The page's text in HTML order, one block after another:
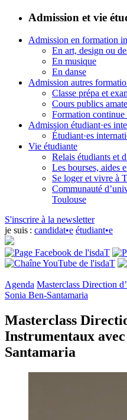
Admission et vie
Admission en formation
En art, design ou
En musique
En danse
Admission autres
Classe prépa et
Cours publics
Formation continue
Admission étudiant·es
Étudiant·es
Vie étudiante
Relais étudiants et
Les bourses, aides
Se loger et vivre à
Communauté
Toulouse
S'inscrire à la newsletter
je suis : candidat•e étudiant•e
Agenda Masterclass Direction
Sonia Ben-Santamaria
Masterclass
Instrumentaux
Santamaria